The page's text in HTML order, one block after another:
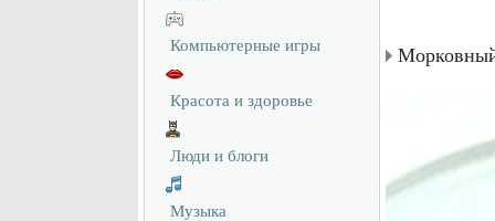
Компьютерные игры
Красота и здоровье
Люди и блоги
Музыка